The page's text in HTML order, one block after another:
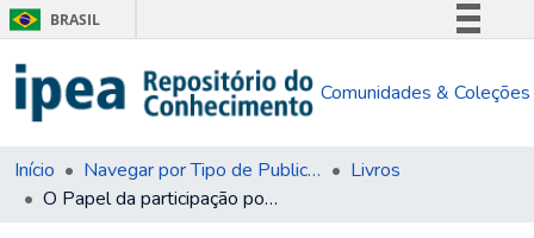
BRASIL
Comunica BR
Acesso à informação
Comunidades & Coleções
Início Navegar por Tipo de Publicação
Livros
O Papel da participação popular na política urbana brasileira